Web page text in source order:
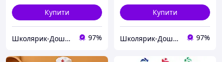
Купити
Школярик-Дошколярик 97%
Купити
Школярик-Дошколярик 97%